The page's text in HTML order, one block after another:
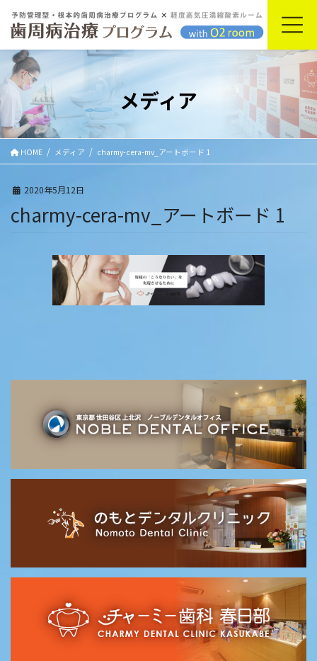
ン
に
動
ー
ョ
に
移
動
メディア
HOME メディア charmy-cera-mv_アートボード 1
2020年5月12日
charmy-cera-mv_アートボード 1